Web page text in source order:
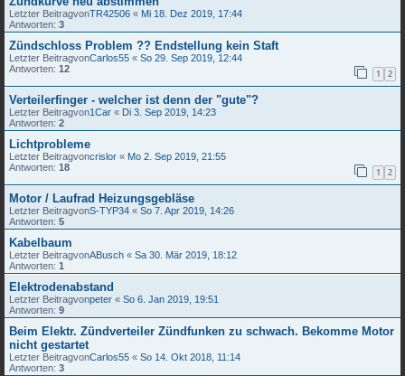
Letzter BeitragvonTR42506 « Mi 18. Dez 2019, 17:44
Antworten: 3
Zündschloss Problem ?? Endstellung kein Staft
Letzter BeitragvonCarlos55 « So 29. Sep 2019, 12:44
Antworten: 12 1 2
Verteilerfinger - welcher ist denn der "gute"?
Letzter Beitragvon1Car « Di 3. Sep 2019, 14:23
Antworten: 2
Lichtprobleme
Letzter Beitragvoncrislor « Mo 2. Sep 2019, 21:55
Antworten: 18 1 2
Motor / Laufrad Heizungsgebläse
Letzter BeitragvonS-TYP34 « So 7. Apr 2019, 14:26
Antworten: 5
Kabelbaum
Letzter BeitragvonABusch « Sa 30. Mär 2019, 18:12
Antworten: 1
Elektrodenabstand
Letzter Beitragvonpeter « So 6. Jan 2019, 19:51
Antworten: 9
Beim Elektr. Zündverteiler Zündfunken zu schwach. Bekomme Motor
nicht gestartet
Letzter BeitragvonCarlos55 « So 14. Okt 2018, 11:14
Antworten: 3